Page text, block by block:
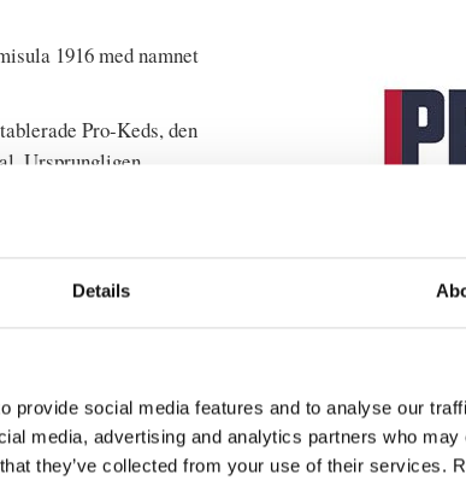
Details
provide social media features and to analyse our
media, advertising and analytics partners who may
they’ve collected from your use of their services.
1916 med namnet
Pro-Keds, den
Ursprungligen